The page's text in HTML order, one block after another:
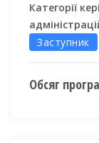
Категорії
Заступник
Обсяг